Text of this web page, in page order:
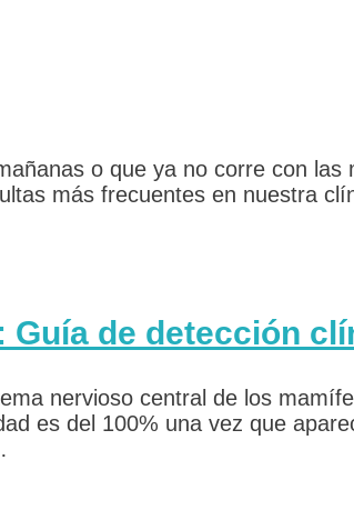
o que ya no corre con
más frecuentes en nuestra
de detección
nervioso central de los
es del 100% una vez que